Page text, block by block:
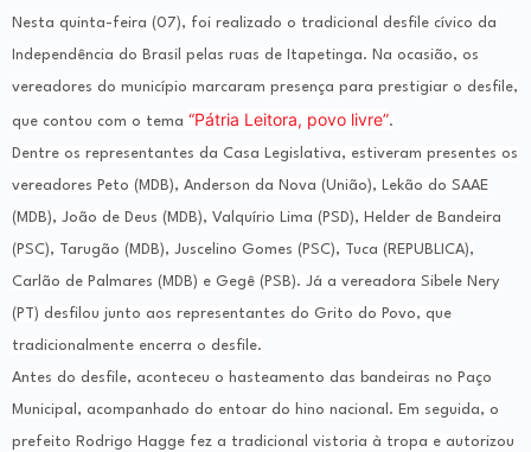
Nesta quinta-feira (07), foi realizado o tradicional desfile cívico da
Independência do Brasil pelas ruas de Itapetinga. Na ocasião, os
vereadores do município marcaram presença para prestigiar o desfile,
que contou com o tema “Pátria Leitora, povo livre”.
Dentre os representantes da Casa Legislativa, estiveram presentes os
vereadores Peto (MDB), Anderson da Nova (União), Lekão do SAAE
(MDB), João de Deus (MDB), Valquírio Lima (PSD), Helder de Bandeira
(PSC), Tarugão (MDB), Juscelino Gomes (PSC), Tuca (REPUBLICA),
Carlão de Palmares (MDB) e Gegê (PSB). Já a vereadora Sibele Nery
(PT) desfilou junto aos representantes do Grito do Povo, que
tradicionalmente encerra o desfile.
Antes do desfile, aconteceu o hasteamento das bandeiras no Paço
Municipal, acompanhado do entoar do hino nacional. Em seguida, o
prefeito Rodrigo Hagge fez a tradicional vistoria à tropa e autorizou